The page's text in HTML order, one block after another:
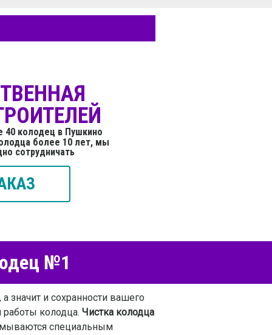
40 колодец в Пушкино
более 10 лет, мы
сотрудничать
№1
значит и сохранности вашего
колодца. Чистка колодца
специальным